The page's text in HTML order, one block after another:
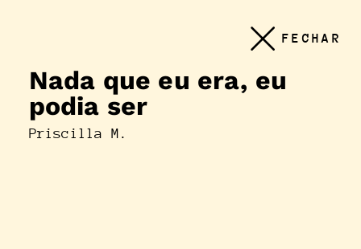
FECHAR
Nada que eu era, eu
podia ser
Priscilla M.